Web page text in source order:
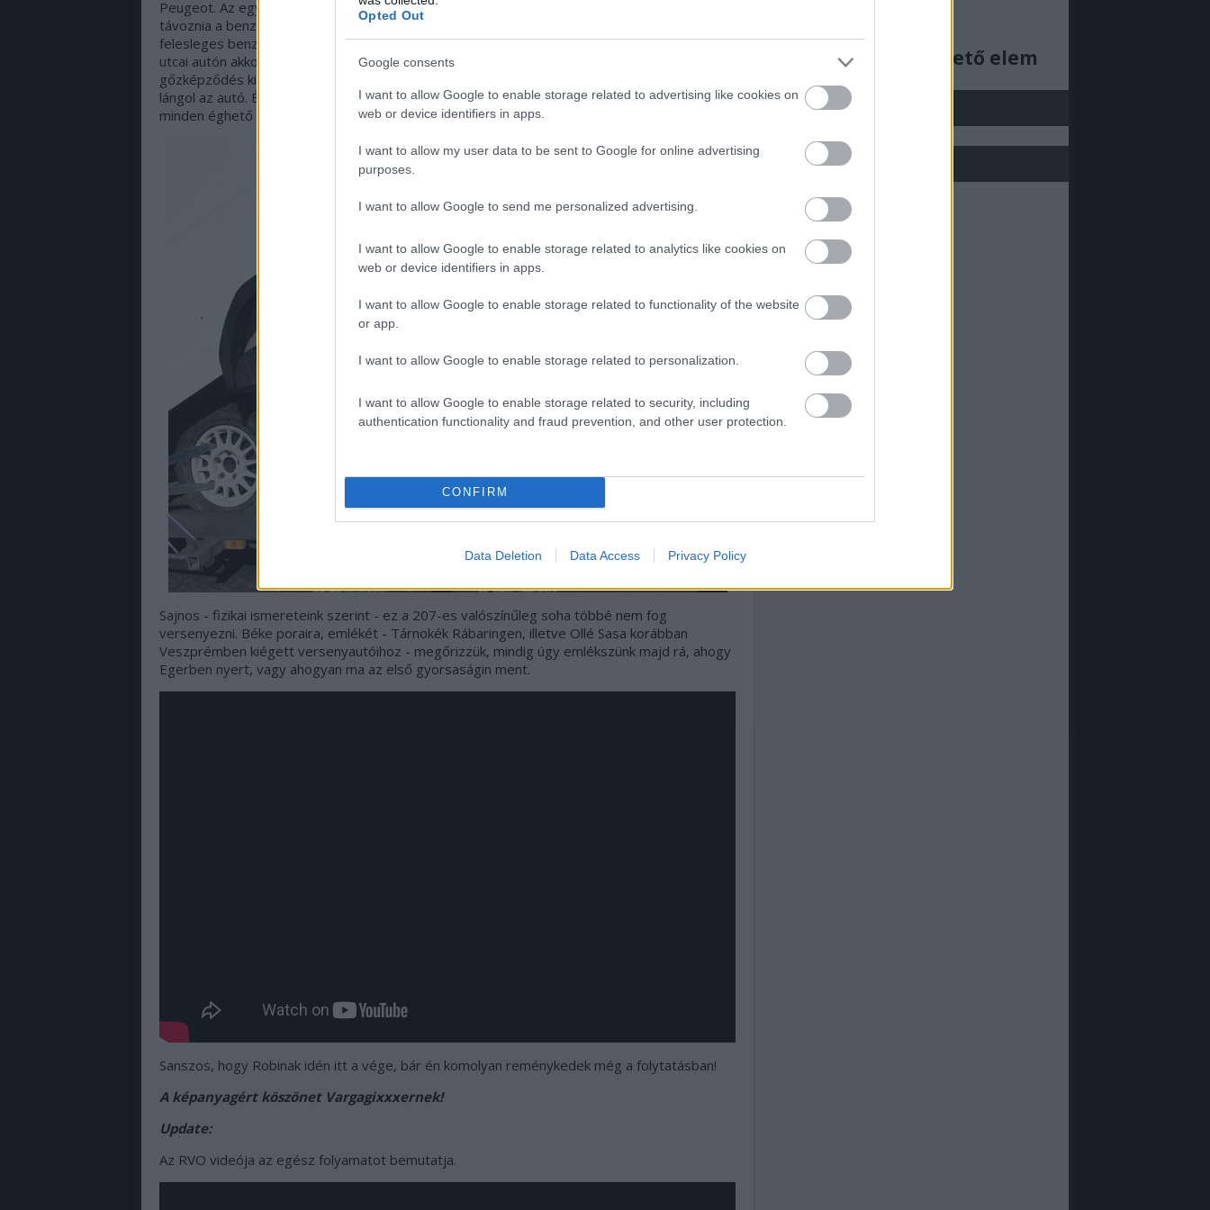
Opted Out
Google consents
I want to allow Google to enable storage related to advertising like cookies on
web or device identifiers in apps.
I want to allow my user data to be sent to Google for online advertising
purposes.
I want to allow Google to send me personalized advertising.
I want to allow Google to enable storage related to analytics like cookies on
web or device identifiers in apps.
I want to allow Google to enable storage related to functionality of the website
or app.
I want to allow Google to enable storage related to personalization.
I want to allow Google to enable storage related to security, including
authentication functionality and fraud prevention, and other user protection.
CONFIRM
Data Deletion Data Access Privacy Policy
Peugeot. Az egyik lehetséges ok viszonylag egyszerű. A benzintank szellőzőjén kellene
távoznia a benzingőznek, ha valamilyen okból ez nem működik, vagy nem képes a teljes
felesleges benzingőzt elvezetni, akkor az üzemanyagtartályból benzin is kikerülhet. (Ilyent az
utcai autón akkor is láthatunk, ha teletankoljuk, majd kiállítjuk a napra: a hőtágulás, és a
gőzképződés kinyomja a "felesleget".) Nos, ha ez a felesleg a kipufogóra folyik, akkor máris
lángol az autó. És a versenyautó percek alatt teljesen ki tud égni. (Gyakorlatilag csaknem
minden éghető az autóban: üzemanyag, fényezés, kábelek szigetelése, gumi stb.)
Sajnos - fizikai ismereteink szerint - ez a 207-es valószínűleg soha többé nem fog
versenyezni. Béke poraira, emlékét - Tárnokék Rábaringen, illetve Ollé Sasa korábban
Veszprémben kiégett versenyautóihoz - megőrizzük, mindig úgy emlékszünk majd rá, ahogy
Egerben nyert, vagy ahogyan ma az első gyorsaságin ment.
Sanszos, hogy Robinak idén itt a vége, bár én komolyan reménykedek még a folytatásban!
A képanyagért köszönet Vargagixxxernek!
Update:
Az RVO videója az egész folyamatot bemutatja.
jajjdecsunya feed
Nincs megjeleníthető elem
Lépj be!
HTML doboz